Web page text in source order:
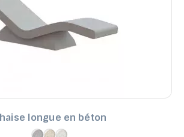
longue en béton